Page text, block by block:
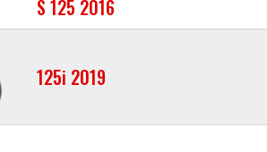
S 125 2016
125i 2019